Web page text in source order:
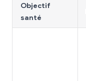
Objectif
santé